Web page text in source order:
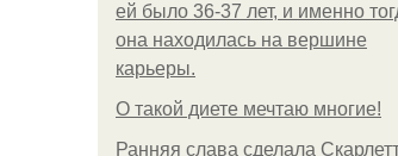
ей было 36-37 лет, и именно
она находилась на вершине
карьеры.
О такой диете мечтаю многие!
Ранняя слава сделала